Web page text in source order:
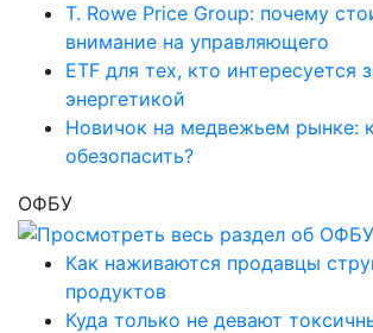
T. Rowe Price Group: почему
внимание на управляющего
ETF для тех, кто интересуется
энергетикой
Новичок на медвежьем рынке:
обезопасить?
ОФБУ
Как наживаются продавцы
продуктов
Куда только не девают